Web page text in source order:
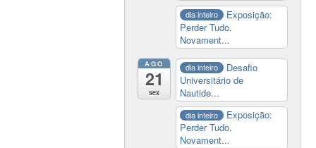
dia inteiro
Exposição:
Perder Tudo.
Novament...
AGO
21
sex
dia inteiro
Desafio
Universitário de
Nautide...
dia inteiro
Exposição:
Perder Tudo.
Novament...